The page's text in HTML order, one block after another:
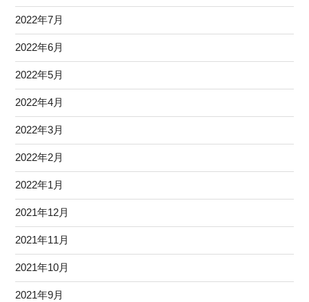
2022年7月
2022年6月
2022年5月
2022年4月
2022年3月
2022年2月
2022年1月
2021年12月
2021年11月
2021年10月
2021年9月